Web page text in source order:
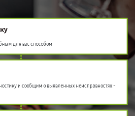
для вас способом
и сообщим о выявленных неисправностях -